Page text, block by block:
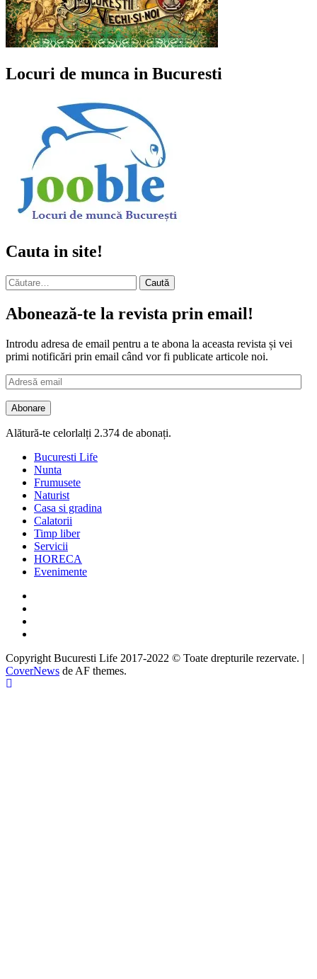
Locuri de munca in Bucuresti
Cauta in site!
Caută
după:
Abonează-te la revista prin email!
Introdu adresa de email pentru a te abona la aceasta revista și vei
primi notificări prin email când vor fi publicate articole noi.
Adresă
email
Abonare
Alătură-te celorlalți 2.374 de abonați.
Bucuresti Life
Nunta
Frumusete
Naturist
Casa si gradina
Calatorii
Timp liber
Servicii
HORECA
Evenimente
Copyright Bucuresti Life 2017-2022 © Toate drepturile rezervate. |
CoverNews de AF themes.